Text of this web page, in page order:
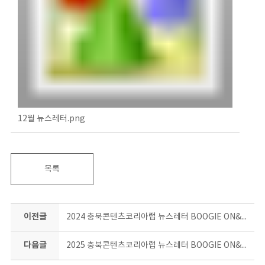
12월 뉴스레터.png
목록
이전글 2024 충북콘텐츠코리아랩 뉴스레터 BOOGIE ON&ON 11월호
다음글 2025 충북콘텐츠코리아랩 뉴스레터 BOOGIE ON&ON 4월호